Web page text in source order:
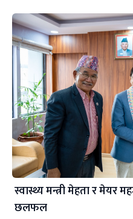
स्वास्थ्य मन्त्री मेहता र मेयर
छलफल